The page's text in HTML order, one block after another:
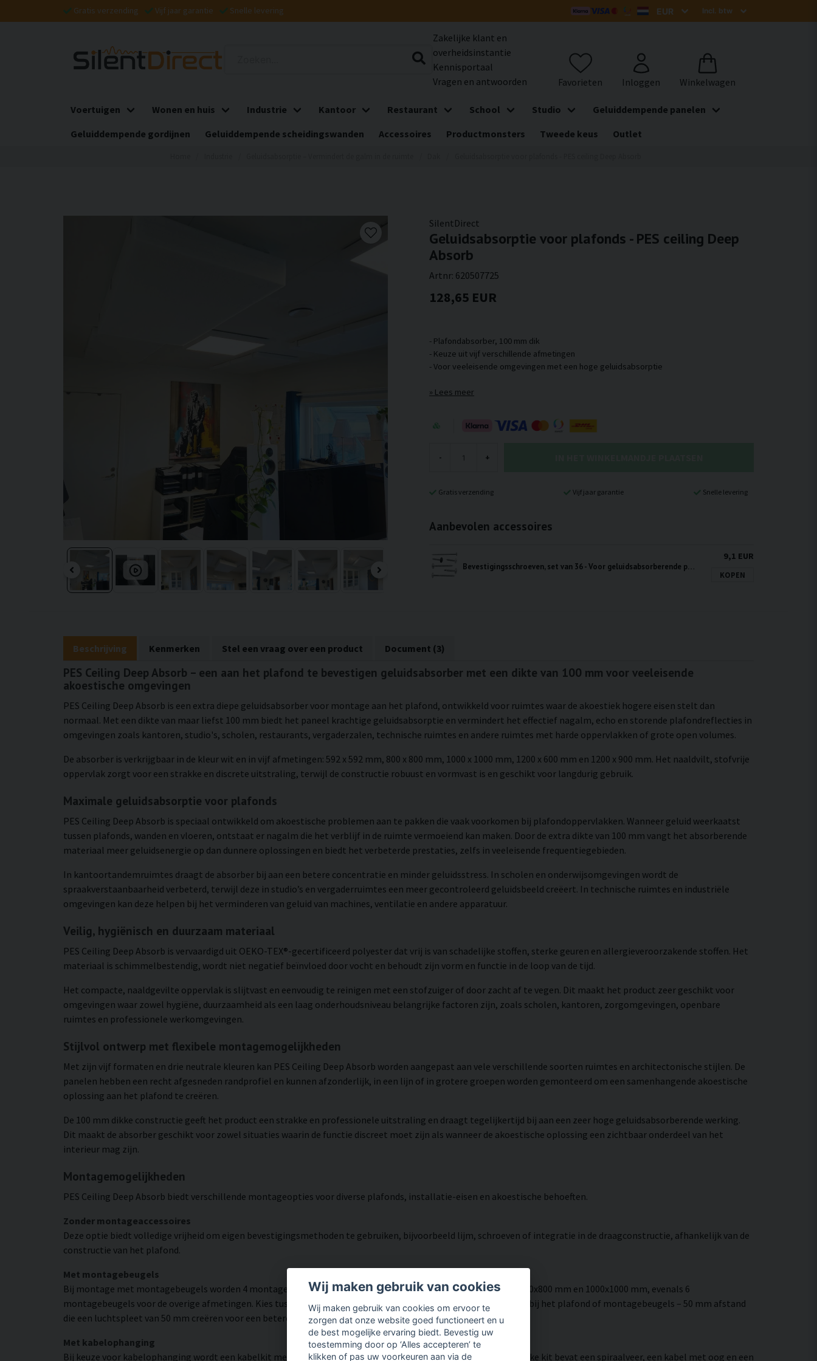
Gratis verzending Vijf jaar garantie Snelle levering
Zakelijke klant en
overheidsinstantie
Kennisportaal
Vragen en antwoorden
Voertuigen Wonen en huis Industrie Kantoor Restaurant School Studio
Geluiddempende panelen
Geluiddempende gordijnen
Geluiddempende scheidingswanden Accessoires Productmonsters Tweede keus Outlet
SilentDirect
Geluidsabsorptie voor plafonds - PES ceiling Deep
Absorb
Artnr: 620507725
128,65 EUR
- Plafondabsorber, 100 mm dik
- Keuze uit vijf verschillende afmetingen
Lees meer
- +
Gratis verzending Vijf jaar garantie Snelle levering
Aanbevolen accessoires
Bevestigingsschroeven, set van 36 - Voor geluidsabsorberende panelen
9,1 EUR
KOPEN
Beschrijving Kenmerken Stel een vraag over een product Document (3)
PES Ceiling Deep Absorb – een aan het plafond te bevestigen geluidsabsorber met een dikte van 100 mm voor veeleisende
akoestische omgevingen
PES Ceiling Deep Absorb is een extra diepe geluidsabsorber voor montage aan het plafond, ontwikkeld voor ruimtes waar de akoestiek hogere eisen stelt dan
normaal. Met een dikte van maar liefst 100 mm biedt het paneel krachtige geluidsabsorptie en vermindert het effectief nagalm, echo en storende plafondreflecties in
omgevingen zoals kantoren, studio's, scholen, restaurants, vergaderzalen, technische ruimtes en andere ruimtes met harde oppervlakken of grote open volumes.
De absorber is verkrijgbaar in de kleur wit en in vijf afmetingen: 592 x 592 mm, 800 x 800 mm, 1000 x 1000 mm, 1200 x 600 mm en 1200 x 900 mm. Het naaldvilt, stofvrije
oppervlak zorgt voor een strakke en discrete uitstraling, terwijl de constructie robuust en vormvast is en geschikt voor langdurig gebruik.
Maximale geluidsabsorptie voor plafonds
PES Ceiling Deep Absorb is speciaal ontwikkeld om akoestische problemen aan te pakken die vaak voorkomen bij plafondoppervlakken. Wanneer geluid weerkaatst
tussen plafonds, wanden en vloeren, ontstaat er nagalm die het verblijf in de ruimte vermoeiend kan maken. Door de extra dikte van 100 mm vangt het absorberende
materiaal meer geluidsenergie op dan dunnere oplossingen en biedt het verbeterde prestaties, zelfs in veeleisende frequentiegebieden.
In kantoortandemruimtes draagt de absorber bij aan een betere concentratie en minder geluidsstress. In scholen en onderwijsomgevingen wordt de
spraakverstaanbaarheid verbeterd, terwijl deze in studio’s en vergaderruimtes een meer gecontroleerd geluidsbeeld creëert. In technische ruimtes en industriële
omgevingen kan deze helpen bij het verminderen van geluid van machines, ventilatie en andere apparatuur.
Veilig, hygiënisch en duurzaam materiaal
PES Ceiling Deep Absorb is vervaardigd uit OEKO-TEX®-gecertificeerd polyester dat vrij is van schadelijke stoffen, sterke geuren en allergieveroorzakende stoffen. Het
materiaal is schimmelbestendig, wordt niet negatief beïnvloed door vocht en behoudt zijn vorm en functie in de loop van de tijd.
Het compacte, naaldgevilte oppervlak is slijtvast en eenvoudig te reinigen met een stofzuiger of door zacht af te vegen. Dit maakt het product zeer geschikt voor
omgevingen waar zowel hygiëne, duurzaamheid als een laag onderhoudsniveau belangrijke factoren zijn, zoals scholen, kantoren, zorgomgevingen, openbare
ruimtes en professionele werkomgevingen.
Stijlvol ontwerp met flexibele montagemogelijkheden
Met zijn vijf formaten en drie neutrale kleuren kan PES Ceiling Deep Absorb worden aangepast aan vele verschillende soorten ruimtes en architectonische stijlen. De
panelen hebben een recht afgesneden randprofiel en kunnen afzonderlijk, in een lijn of in grotere groepen worden gemonteerd om een samenhangende akoestische
oplossing aan het plafond te creëren.
De 100 mm dikke constructie geeft het product een strakke en professionele uitstraling en draagt tegelijkertijd bij aan een zeer hoge geluidsabsorberende werking.
Dit maakt de absorber geschikt voor zowel situaties waarin de functie discreet moet zijn als wanneer de akoestische oplossing een zichtbaar onderdeel van het
interieur mag zijn.
Montagemogelijkheden
PES Ceiling Deep Absorb biedt verschillende montageopties voor diverse plafonds, installatie-eisen en akoestische behoeften.
Zonder montageaccessoires
Deze optie biedt volledige vrijheid om eigen bevestigingsmethoden te gebruiken, bijvoorbeeld lijm, schroeven of integratie in de draagconstructie, afhankelijk van de
constructie van het plafond.
Met montagebeugels
Bij montage met montagebeugels worden 4 montagebeugels meegeleverd voor de afmetingen 592x592 mm, 800x800 mm en 1000x1000 mm, evenals 6
montagebeugels voor de overige afmetingen. Kies tussen montagebeugels – 0 mm afstand voor montage dicht bij het plafond of montagebeugels – 50 mm afstand
die een luchtspleet van 50 mm creëren voor een betere geluidsabsorptie.
Met kabelophanging
Bij keuze voor kabelophanging wordt een kabelkit meegeleverd die is aangepast voor een stabiele ophanging. Elke kit bevat een spiraalveer, een kabel met oog en een
Wij maken gebruik van cookies
Wij maken gebruik van cookies om ervoor te
zorgen dat onze website goed functioneert en u
de best mogelijke ervaring biedt. Bevestig uw
toestemming door op ‘Alles accepteren’ te
klikken of pas uw voorkeuren aan via de